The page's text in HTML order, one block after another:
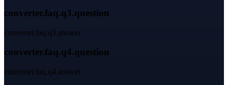
converter.faq.q3.question
converter.faq.q3.answer
converter.faq.q4.question
converter.faq.q4.answer